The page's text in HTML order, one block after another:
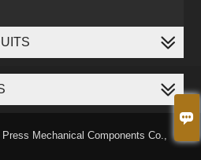

Mechanical Components Co.,